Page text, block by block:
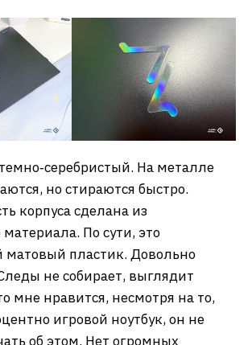
На металле
но стираются быстро.
корпуса сделана из
По сути, это
матовый пластик. Довольно
не собирает, выглядит
мне нравится, несмотря на то,
игровой ноутбук, он не
об этом. Нет огромных